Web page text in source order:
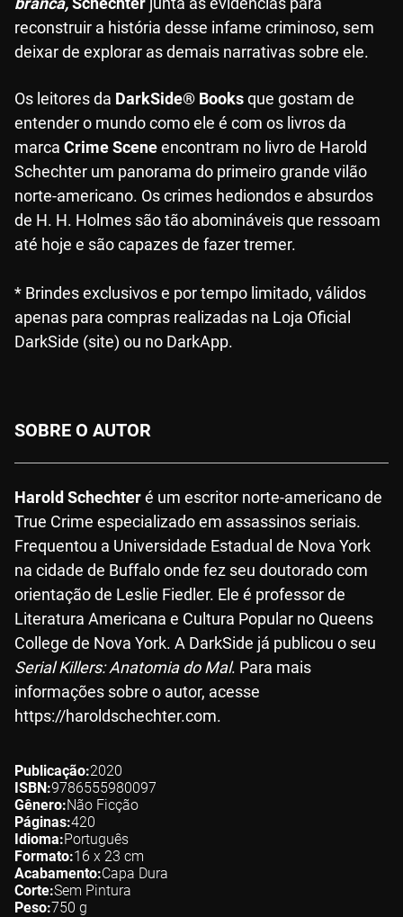
reconstruir a história desse infame criminoso, sem
deixar de explorar as demais narrativas sobre ele.
Os leitores da DarkSide® Booksque gostam de
entender o mundo como ele é com os livros da
marca Crime Sceneencontram no livro de Harold
Schechter um panorama do primeiro grande vilão
norte-americano. Os crimes hediondos e absurdos
de H. H. Holmes são tão abomináveis que ressoam
até hoje e são capazes de fazer tremer.
* Brindes exclusivos e por tempo limitado, válidos
apenas para compras realizadas na Loja Oficial
DarkSide (site) ou no DarkApp.
SOBRE O AUTOR
Harold Schechteré um escritor norte-americano de
True Crime especializado em assassinos seriais.
Frequentou a Universidade Estadual de Nova York
na cidade de Buffalo onde fez seu doutorado com
orientação de Leslie Fiedler. Ele é professor de
Literatura Americana e Cultura Popular no Queens
College de Nova York. A DarkSide já publicou o seu
Serial Killers: Anatomia do Mal. Para mais
informações sobre o autor, acesse
https://haroldschechter.com.
Publicação 2020
ISBN 9786555980097
Gênero Não Ficção
Páginas 420
Idioma Português
Formato 16 x 23 cm
Acabamento Capa Dura
Corte Sem Pintura
Peso 750 g